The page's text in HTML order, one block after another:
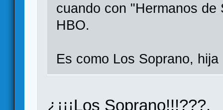
cuando con "Hermanos
HBO.
Es como Los Soprano,
¿¡¡¡Los Soprano!!!???.